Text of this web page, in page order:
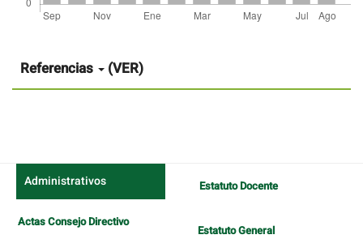
artículo
Referencias (VER)
Administrativos
Actas Consejo Directivo
Estatuto Docente
Estatuto General